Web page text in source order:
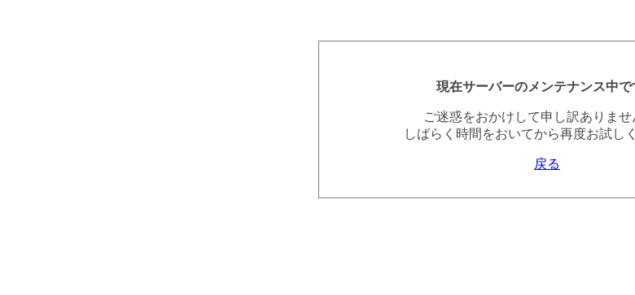
現在サーバーのメンテナンス中で
ご迷惑をおかけして申し訳ありませ
しばらく時間をおいてから再度お試し
戻る